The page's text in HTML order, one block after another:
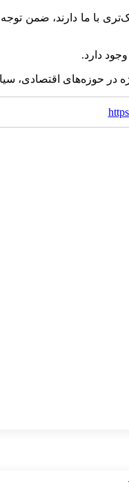
با ما دارند، ضمن
دارد.
در حوزه‌های اقتصادی،